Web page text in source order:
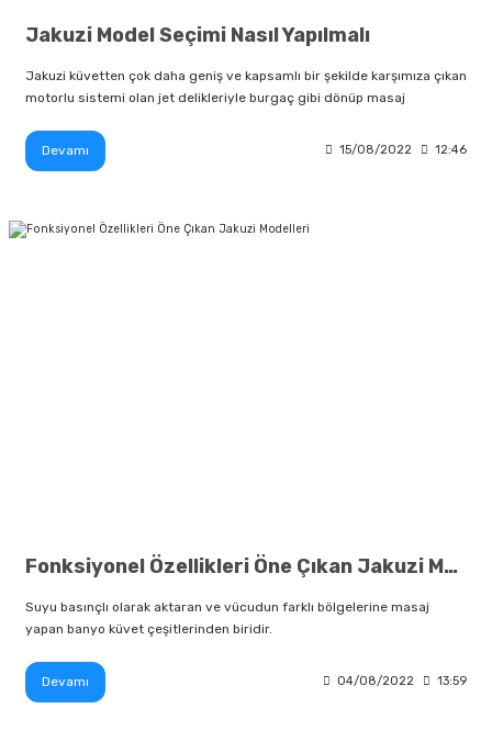
Jakuzi Model Seçimi Nasıl Yapılmalı
Jakuzi küvetten çok daha geniş ve kapsamlı bir şekilde karşımıza çıkan
motorlu sistemi olan jet delikleriyle burgaç gibi dönüp masaj
Devamı 15/08/2022 12:46
Fonksiyonel Özellikleri Öne Çıkan Jakuzi Modelleri
Suyu basınçlı olarak aktaran ve vücudun farklı bölgelerine masaj
yapan banyo küvet çeşitlerinden biridir.
Devamı 04/08/2022 13:59